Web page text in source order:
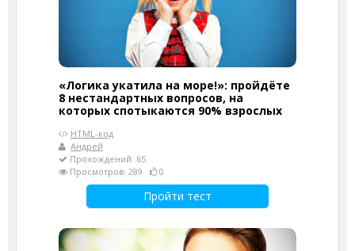
«Логика укатила на море!»: пройдёте
8 нестандартных вопросов, на
которых спотыкаются 90% взрослых
HTML-код
Андрей
Прохождений: 65
Просмотров: 289
0
Пройти тест